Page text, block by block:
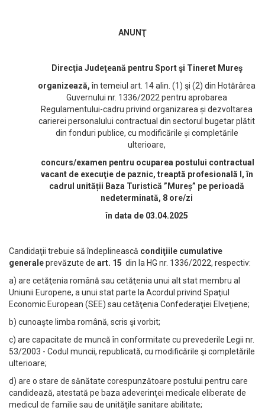
ANUNŢ
Direcţia Judeţeană pentru Sport şi Tineret Mureş
organizează,în temeiul art. 14 alin. (1) şi (2) din Hotărârea
Guvernului nr. 1336/2022 pentru aprobarea
Regulamentului-cadru privind organizarea și dezvoltarea
carierei personalului contractual din sectorul bugetar plătit
din fonduri publice, cu modificările și completările
ulterioare,
concurs/examen pentru ocuparea postului contractual
vacant de execuţie de paznic, treaptă profesională I, în
cadrul unității Baza Turistică ”Mureș” pe perioadă
nedeterminată, 8 ore/zi
în data de 03.04.2025
Candidaţii trebuie să îndeplinească condiţiile cumulative
generaleprevăzute de art. 15 din la HG nr. 1336/2022, respectiv:
a) are cetăţenia română sau cetăţenia unui alt stat membru al
Uniunii Europene, a unui stat parte la Acordul privind Spaţiul
Economic European (SEE) sau cetăţenia Confederaţiei Elveţiene;
b) cunoaşte limba română, scris şi vorbit;
c) are capacitate de muncă în conformitate cu prevederile Legii nr.
53/2003 - Codul muncii, republicată, cu modificările şi completările
ulterioare;
d) are o stare de sănătate corespunzătoare postului pentru care
candidează, atestată pe baza adeverinţei medicale eliberate de
medicul de familie sau de unităţile sanitare abilitate;